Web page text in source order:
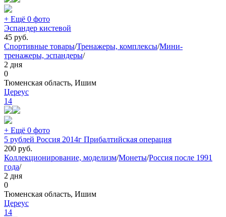
+ Ещё 0 фото
Эспандер кистевой
45 руб.
Спортивные товары/Тренажеры, комплексы/Мини-
тренажеры, эспандеры/
2 дня
0
Тюменская область, Ишим
Цереус
14
+ Ещё 0 фото
5 рублей Россия 2014г Прибалтийская операция
200 руб.
Коллекционирование, моделизм/Монеты/Россия после 1991
года/
2 дня
0
Тюменская область, Ишим
Цереус
14